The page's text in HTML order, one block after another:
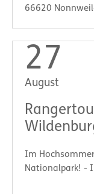
66620
27
August
Im
Nationalpark! -